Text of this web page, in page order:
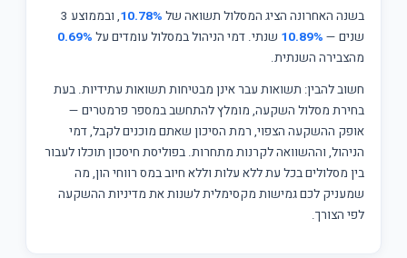
בשנה האחרונה הציג המסלול תשואה של 10.78%
, ובממוצע 3
שנים — 10.89% שנתי. דמי הניהול במסלול עומדים על 0.69%
מהצבירה השנתית.
חשוב להבין: תשואות עבר אינן מבטיחות תשואות עתידיות. בעת
בחירת מסלול השקעה, מומלץ להתחשב במספר פרמטרים —
אופק ההשקעה הצפוי, רמת הסיכון שאתם מוכנים לקבל, דמי
הניהול, וההשוואה לקרנות מתחרות. בפוליסת חיסכון תוכלו לעבור
בין מסלולים בכל עת ללא עלות וללא חיוב במס רווחי הון, מה
שמעניק לכם גמישות מקסימלית לשנות את מדיניות ההשקעה
לפי הצורך.